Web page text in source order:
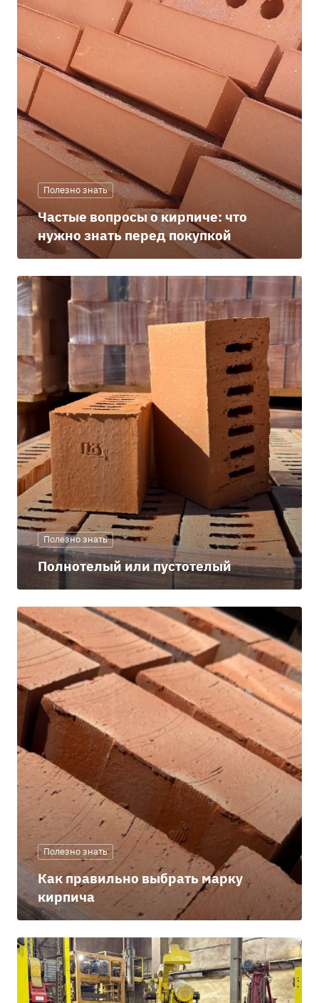
Полезно знать
Частые вопросы о кирпиче: что
нужно знать перед покупкой
Полезно знать
Полнотелый или пустотелый
Полезно знать
Как правильно выбрать марку
кирпича